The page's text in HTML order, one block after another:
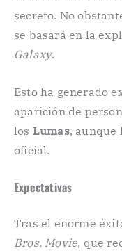
secreto. No
se basará en la
Galaxy.
Esto ha generado
aparición de
los Lumas, aunque
oficial.
Expectativas
Tras el enorme
Bros. Movie, que